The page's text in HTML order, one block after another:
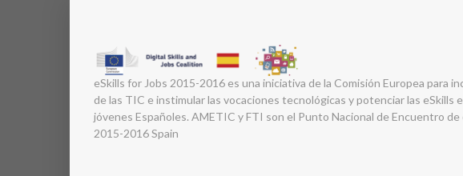
eSkills for Jobs 2015-2016 es una iniciativa de la Comisión Europea para
de las TIC e instimular las vocaciones tecnológicas y potenciar las eSkills
jóvenes Españoles. AMETIC y FTI son el Punto Nacional de Encuentro de
2015-2016 Spain